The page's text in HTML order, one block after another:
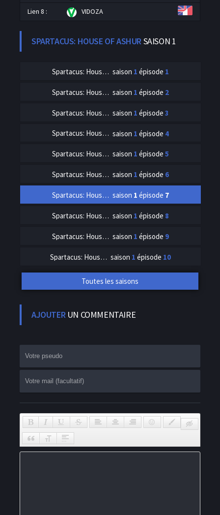
Lien 8 :
VIDOZA
SPARTACUS: HOUSE OF ASHURSAISON 1
Spartacus: House of Ashur saison 1 épisode 1
Spartacus: House of Ashur saison 1 épisode 2
Spartacus: House of Ashur saison 1 épisode 3
Spartacus: House of Ashur saison 1 épisode 4
Spartacus: House of Ashur saison 1 épisode 5
Spartacus: House of Ashur saison 1 épisode 6
Spartacus: House of Ashur saison 1 épisode 7
Spartacus: House of Ashur saison 1 épisode 8
Spartacus: House of Ashur saison 1 épisode 9
Spartacus: House of Ashur saison 1 épisode 10
Toutes les saisons
AJOUTER UN COMMENTAIRE